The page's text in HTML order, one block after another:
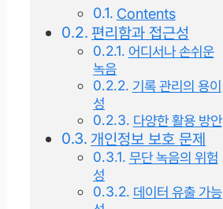
Contents
편리함과 접근성
어디서나 손쉬운
녹음
기록 관리의 용이
성
다양한 활용 방안
개인정보 보호 문제
무단 녹음의 위험
성
데이터 유출 가능